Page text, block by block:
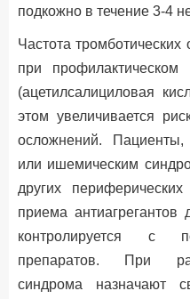
подкожно в течение 3-4
Частота
при профилактическом
(ацетилсалициловая
этом увеличивается
осложнений. Пациенты,
или ишемическим
других
приема
контролируется с
препаратов. При
синдрома назначают